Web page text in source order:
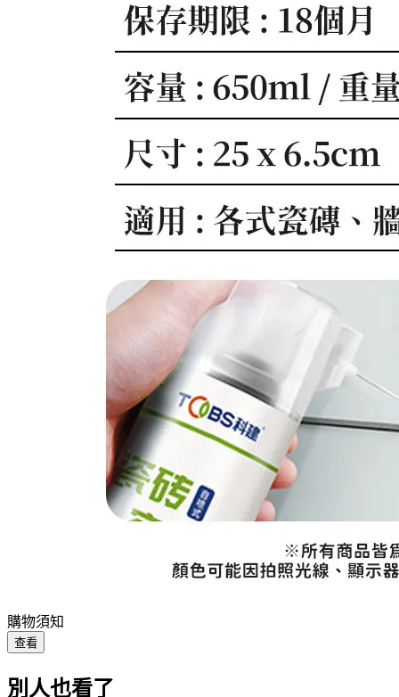
購物須知
查看
別人也看了